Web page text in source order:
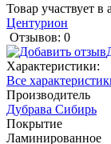
Товар участвует в
Центурион
Отзывов: 0
Характеристики:
Все
Производитель
Дубрава Сибирь
Покрытие
Ламинированное